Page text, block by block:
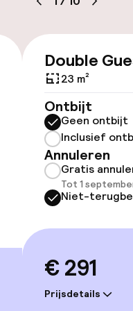
Double
23 m²
Ontbijt
Geen ontbijt
Inclusief
Annuleren
Gratis
Tot 1
Niet-
€ 291
Prijsdetails